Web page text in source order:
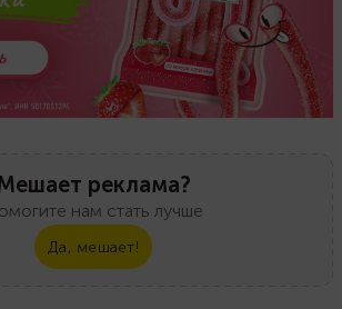
реклама?
нам стать лучше
Да, мешает!